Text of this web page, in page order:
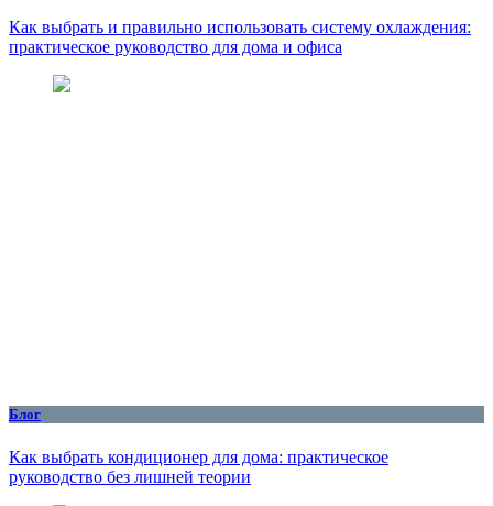
Как выбрать и правильно использовать систему охлаждения:
практическое руководство для дома и офиса
Блог
Как выбрать кондиционер для дома: практическое
руководство без лишней теории